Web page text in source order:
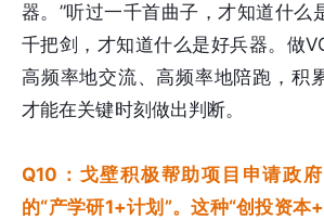
器。”听过一千首曲子，才知道什么
千把剑，才知道什么是好兵器。做
高频率地交流、高频率地陪跑，积
才能在关键时刻做出判断。
Q10：戈壁积极帮助项目申请政
的“产学研1+计划”。这种“创投资本